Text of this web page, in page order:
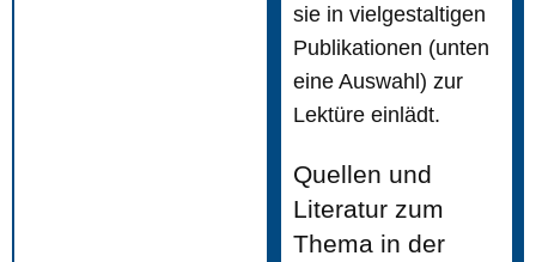
sie in vielgestaltigen
Publikationen (unten
eine Auswahl) zur
Lektüre einlädt.
Quellen und
Literatur zum
Thema in der